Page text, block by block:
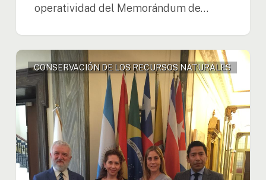
operatividad del Memorándum de…
Alexandra
Moreira
reúne
con
Secretario
General
de
IILA
CONSERVACIÓN DE LOS RECURSOS NATURALES